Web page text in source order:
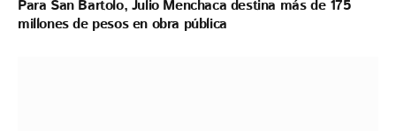
Para San Bartolo, Julio Menchaca destina más de 175
millones de pesos en obra pública